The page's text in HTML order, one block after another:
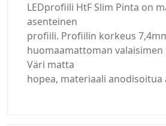
LEDprofiili HtF Slim Pinta on
asenteinen
profiili. Profiilin korkeus
huomaamattoman valaisimen
Väri matta
hopea, materiaali anodisoitua